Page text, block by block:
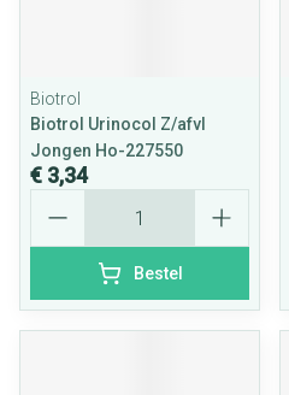
Biotrol
Biotrol Urinocol Z/afvl
Jongen Ho-227550
€ 3,34
Bestel